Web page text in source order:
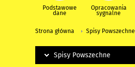
Podstawowe
dane
Opracowania
sygnalne
Strona główna Spisy Powszechne
Spisy Powszechne